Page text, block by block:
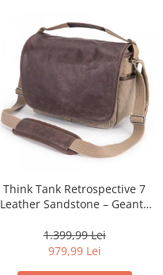
Think Tank Retrospective 7
Leather Sandstone – Geantă
DSLR/Mirrorless
1.399,99 Lei
979,99 Lei